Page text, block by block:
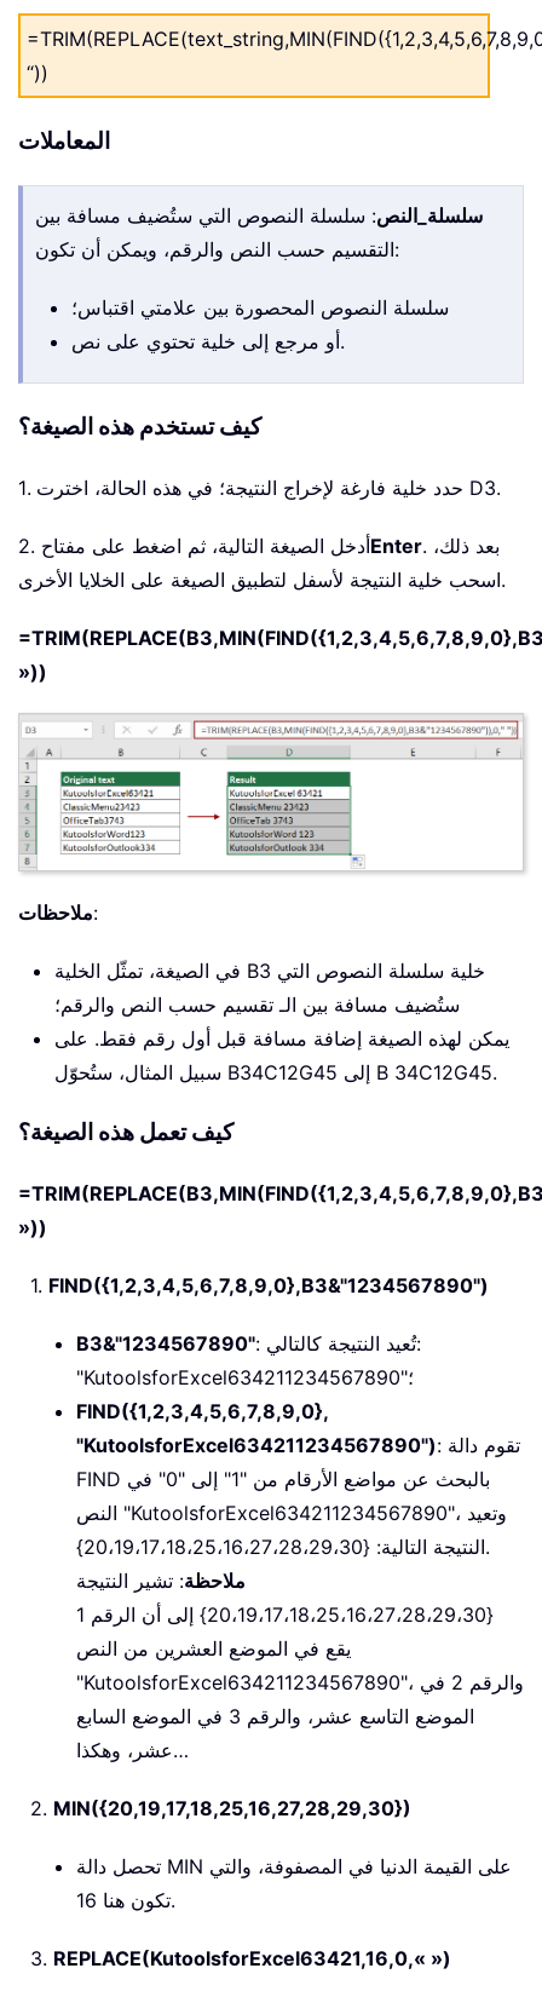
“))
المعاملات
سلسلة_النص: سلسلة النصوص التي ستُضيف مسافة بين
التقسيم حسب النص والرقم، ويمكن أن تكون:
سلسلة النصوص المحصورة بين علامتي اقتباس؛
أو مرجع إلى خلية تحتوي على نص.
كيف تستخدم هذه الصيغة؟
1. حدد خلية فارغة لإخراج النتيجة؛ في هذه الحالة، اخترت D3.
2. أدخل الصيغة التالية، ثم اضغط على مفتاحEnter. بعد ذلك،
اسحب خلية النتيجة لأسفل لتطبيق الصيغة على الخلايا الأخرى.
»))
ملاحظات:
في الصيغة، تمثّل الخلية B3 خلية سلسلة النصوص التي
ستُضيف مسافة بين الـ تقسيم حسب النص والرقم؛
يمكن لهذه الصيغة إضافة مسافة قبل أول رقم فقط. على
سبيل المثال، ستُحوّل B34C12G45 إلى B 34C12G45.
كيف تعمل هذه الصيغة؟
»))
1. FIND({1,2,3,4,5,6,7,8,9,0},B3&"1234567890")
B3&"1234567890": تُعيد النتيجة كالتالي:
"KutoolsforExcel634211234567890"؛
FIND({1,2,3,4,5,6,7,8,9,0},
"KutoolsforExcel634211234567890"): تقوم دالة
FIND بالبحث عن مواضع الأرقام من "1" إلى "0" في
النص "KutoolsforExcel634211234567890"، وتعيد
النتيجة التالية: {20،19،17،18،25،16،27،28،29،30}.
ملاحظة: تشير النتيجة
{20،19،17،18،25،16،27،28،29،30} إلى أن الرقم 1
يقع في الموضع العشرين من النص
"KutoolsforExcel634211234567890"، والرقم 2 في
الموضع التاسع عشر، والرقم 3 في الموضع السابع
عشر، وهكذا…
2. MIN({20,19,17,18,25,16,27,28,29,30})
تحصل دالة MIN على القيمة الدنيا في المصفوفة، والتي
تكون هنا 16.
3. REPLACE(KutoolsforExcel63421,16,0,« »)